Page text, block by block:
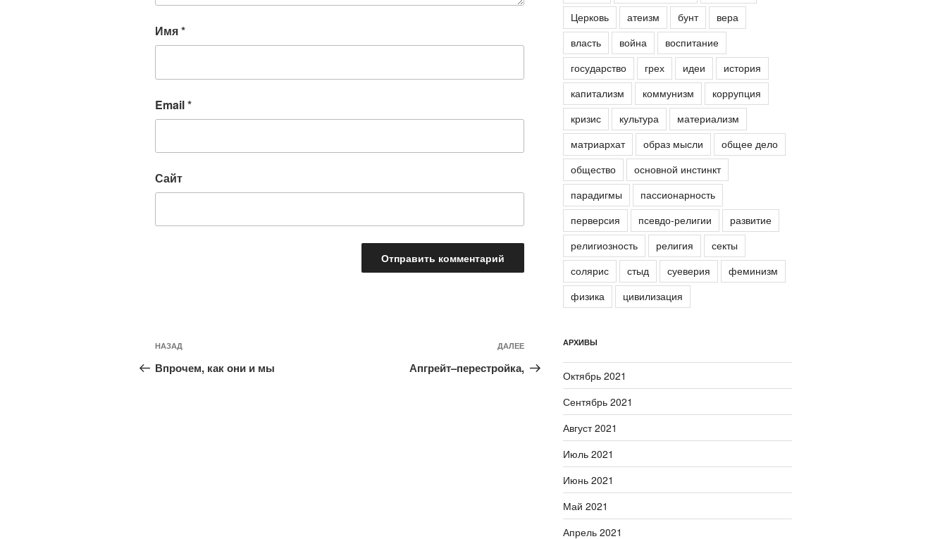
Имя*
Email*
Сайт
Навигация
по
Предыдущая
запись:
НАЗАД
Впрочем, как они и мы
Следующая
запись
ДАЛЕЕ
Апгрейт–перестройка,
Церковь
атеизм бунт
вера
власть
война
воспитание
государство
грех идеи
история
капитализм
коммунизм
коррупция
кризис
культура
материализм
матриархат
образ мысли
общее дело
общество
основной инстинкт
парадигмы
пассионарность
перверсия
псевдо-религии
развитие
религиозность
религия
секты
солярис
стыд суеверия
феминизм
физика
цивилизация
АРХИВЫ
Октябрь 2021
Сентябрь 2021
Август 2021
Июль 2021
Июнь 2021
Май 2021
Апрель 2021